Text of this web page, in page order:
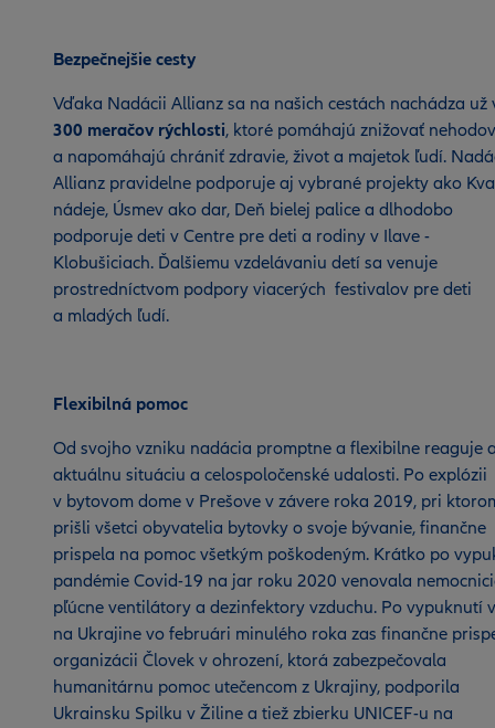
Bezpečnejšie cesty
Vďaka Nadácii Allianz sa na našich cestách nachádza už
300 meračov rýchlosti, ktoré pomáhajú znižovať
a napomáhajú chrániť zdravie, život a majetok ľudí.
Allianz pravidelne podporuje aj vybrané projekty ako
nádeje, Úsmev ako dar, Deň bielej palice a dlhodobo
podporuje deti v Centre pre deti a rodiny v Ilave -
Klobušiciach. Ďalšiemu vzdelávaniu detí sa venuje
prostredníctvom podpory viacerých festivalov pre deti
a mladých ľudí.
Flexibilná pomoc
Od svojho vzniku nadácia promptne a flexibilne reaguje
aktuálnu situáciu a celospoločenské udalosti. Po explózii
v bytovom dome v Prešove v závere roka 2019, pri
prišli všetci obyvatelia bytovky o svoje bývanie, finančne
prispela na pomoc všetkým poškodeným. Krátko po
pandémie Covid-19 na jar roku 2020 venovala
pľúcne ventilátory a dezinfektory vzduchu. Po vypuknutí
na Ukrajine vo februári minulého roka zas finančne
organizácii Človek v ohrození, ktorá zabezpečovala
humanitárnu pomoc utečencom z Ukrajiny, podporila
Ukrainsku Spilku v Žiline a tiež zbierku UNICEF-u na